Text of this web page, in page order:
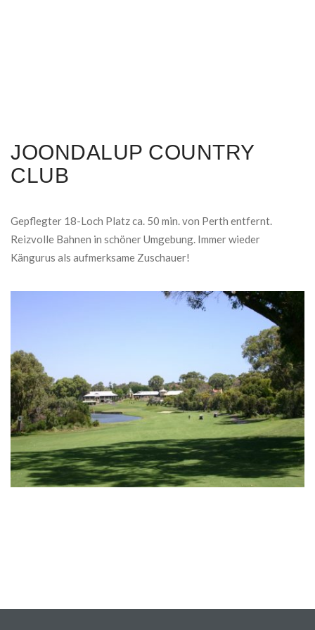
JOONDALUP COUNTRY
CLUB
Gepflegter 18-Loch Platz ca. 50 min. von Perth entfernt.
Reizvolle Bahnen in schöner Umgebung. Immer wieder
Kängurus als aufmerksame Zuschauer!